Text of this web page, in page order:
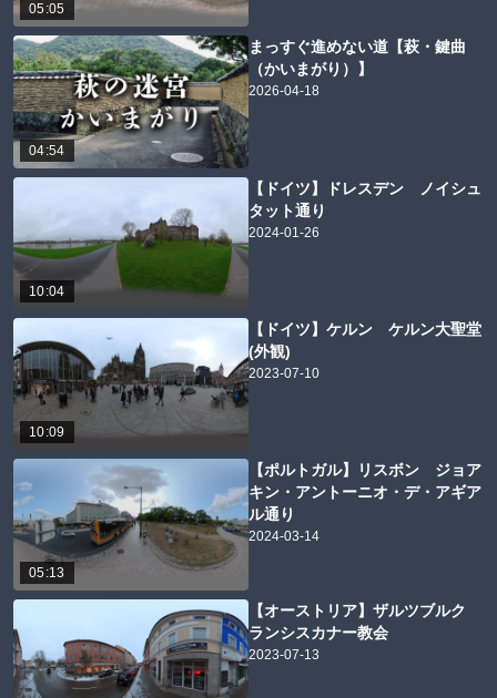
05:05
04:54
まっすぐ進めない道【萩・鍵曲
（かいまがり）】
2026-04-18
10:04
【ドイツ】ドレスデン ノイシュ
タット通り
2024-01-26
10:09
【ドイツ】ケルン ケルン大聖堂
(外観)
2023-07-10
05:13
【ポルトガル】リスボン ジョア
キン・アントーニオ・デ・アギア
ル通り
2024-03-14
【オーストリア】ザルツブルク
ランシスカナー教会
2023-07-13